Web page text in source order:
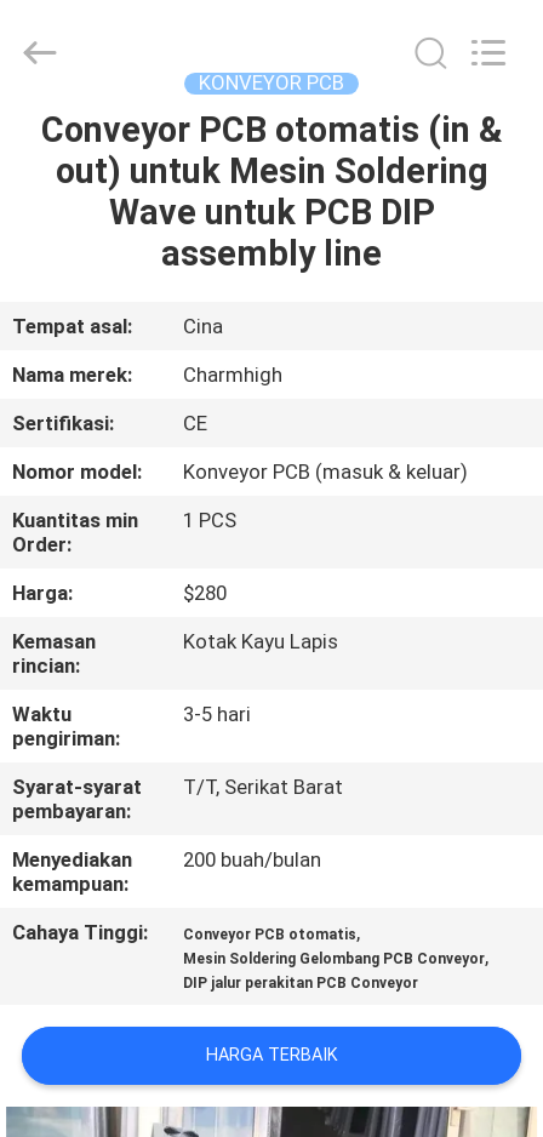
RUMAH
PRODUK
TENTANG
TUR
PABRIK
KONTROL
KUALITAS
HUBUNGI
KAMI
BERITA
PETA
SITUS
TECHNOLOGY
LIMITED.
Reserved.
KONVEYOR PCB
Conveyor PCB otomatis (in &
out) untuk Mesin Soldering
Wave untuk PCB DIP
assembly line
Tempat asal:
Cina
Nama merek:
Charmhigh
Sertifikasi:
CE
Nomor model:
Konveyor PCB (masuk & keluar)
Kuantitas min
Order:
1 PCS
Harga:
$280
Kemasan
rincian:
Kotak Kayu Lapis
Waktu
pengiriman:
3-5 hari
Syarat-syarat
pembayaran:
T/T, Serikat Barat
Menyediakan
kemampuan:
200 buah/bulan
Cahaya Tinggi: Conveyor PCB otomatis,
Mesin Soldering Gelombang PCB Conveyor,
DIP jalur perakitan PCB Conveyor
HARGA TERBAIK